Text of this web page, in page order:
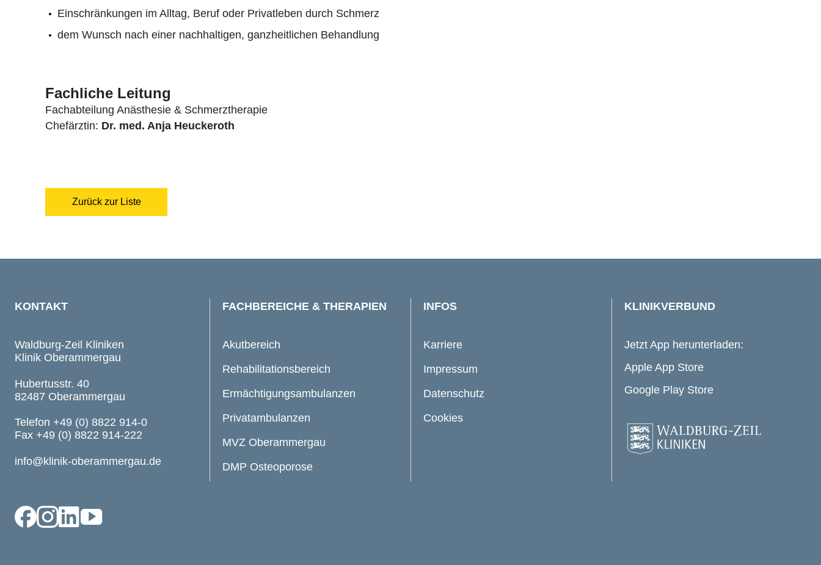
Einschränkungen im Alltag, Beruf oder Privatleben durch Schmerz
dem Wunsch nach einer nachhaltigen, ganzheitlichen Behandlung
Fachliche Leitung
Fachabteilung Anästhesie & Schmerztherapie
Chefärztin: Dr. med. Anja Heuckeroth
Zurück zur Liste
KONTAKT
Waldburg-Zeil Kliniken
Klinik Oberammergau
Hubertusstr. 40
82487 Oberammergau
Telefon +49 (0) 8822 914-0
Fax +49 (0) 8822 914-222
info@klinik-oberammergau.de
FACHBEREICHE & THERAPIEN
Akutbereich
Rehabilitationsbereich
Ermächtigungsambulanzen
Privatambulanzen
MVZ Oberammergau
DMP Osteoporose
INFOS
Karriere
Impressum
Datenschutz
Cookies
KLINIKVERBUND
Jetzt App herunterladen:
Apple App Store
Google Play Store